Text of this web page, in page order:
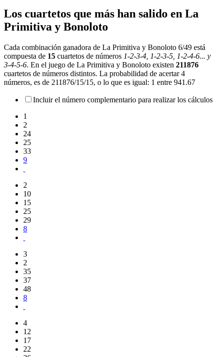
Los cuartetos que más han salido en La
Primitiva y Bonoloto
Cada combinación ganadora de La Primitiva y Bonoloto 6/49 está
compuesta de 15 cuartetos de números 1-2-3-4, 1-2-3-5, 1-2-4-6... y
3-4-5-6. En el juego de La Primitiva y Bonoloto existen 211876
cuartetos de números distintos. La probabilidad de acertar 4
números, es de 211876/15/15, o lo que es igual: 1 entre 941.67
Incluir el número complementario para realizar los cálculos
1
2
24
25
33
9
2
10
15
25
29
8
3
2
35
37
48
8
4
12
17
22